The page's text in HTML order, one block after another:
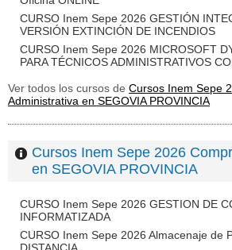
CURSO Inem Sepe 2026 GESTIÓN
VERSIÓN EXTINCIÓN DE INCENDIOS
CURSO Inem Sepe 2026 MICROSOFT
PARA TÉCNICOS ADMINISTRATIVOS
Ver todos los cursos de Cursos Inem Sepe
Administrativa en SEGOVIA PROVINCIA
Cursos Inem Sepe 2026
en SEGOVIA PROVINCIA
CURSO Inem Sepe 2026 GESTION DE
INFORMATIZADA
CURSO Inem Sepe 2026 Almacenaje de